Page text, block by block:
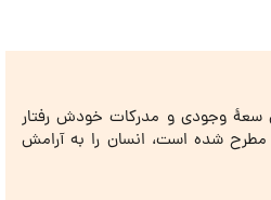
سعۀ وجودی و مدرکات خودش رفتار
شده است، انسان را به آرامش